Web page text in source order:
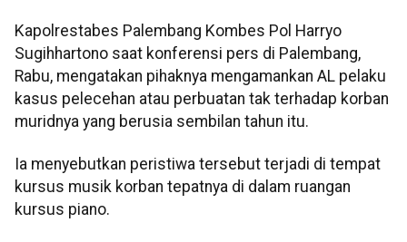
Kapolrestabes Palembang Kombes Pol Harryo
Sugihhartono saat konferensi pers di Palembang,
Rabu, mengatakan pihaknya mengamankan AL pelaku
kasus pelecehan atau perbuatan tak terhadap korban
muridnya yang berusia sembilan tahun itu.
Ia menyebutkan peristiwa tersebut terjadi di tempat
kursus musik korban tepatnya di dalam ruangan
kursus piano.